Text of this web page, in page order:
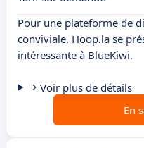
Pour une plateforme de
conviviale, Hoop.la se
intéressante à BlueKiwi.
Voir plus de détails
En